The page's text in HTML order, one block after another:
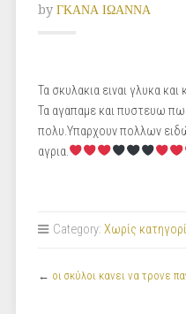
by ΓΚΑΝΑ ΙΩΑΝΝΑ
Τα σκυλακια ειναι γλυκα
Τα αγαπαμε και πυστευω
πολυ.Υπαρχουν πολλων
αγρια.
Category: Χωρίς
← οι σκύλοι κανει να τρονε